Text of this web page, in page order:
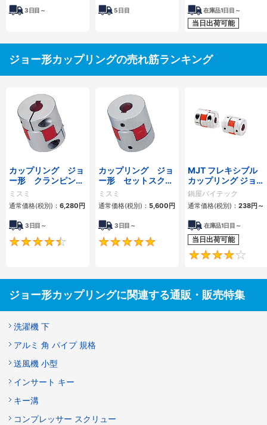
3日目～ 5日目 在庫品1日目～
当日出荷可能
ジョー形カップリングの売れ筋ランキング
カップリング ジョ
ー形 クランピング
タイプ
ミスミ
通常価格(税別)： 6,280円
3日目～
4.5
カップリング ジョ
ー形 セットスクリ
ュータイプ
ミスミ
通常価格(税別)： 5,600円
3日目～
5
MJT フレキシブル
カップリング ジョー
タイプ
鍋屋バイテック
通常価格(税別)： 238円～
在庫品1日目～
当日出荷可能
ジョー形カップリングに関連する通販・販売特集
洗濯機 下
アルミ 角 パイプ 規格
送風機 小型
インサート キー
キー溝
コンプレッサー スクリュー